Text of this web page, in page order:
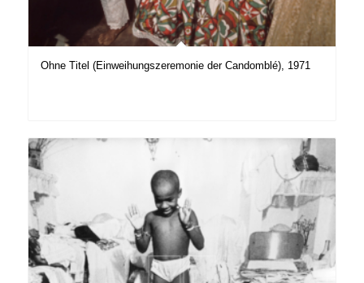
Ohne Titel (Einweihungszeremonie der Candomblé), 1971